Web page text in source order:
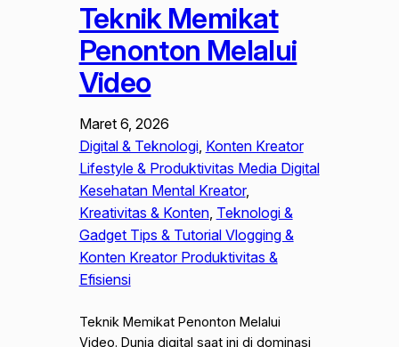
Teknik Memikat
Penonton Melalui
Video
Maret 6, 2026
Digital & Teknologi, Konten Kreator
Lifestyle & Produktivitas Media Digital
Kesehatan Mental Kreator
Kreativitas & Konten, Teknologi &
Gadget Tips & Tutorial Vlogging &
Konten Kreator Produktivitas &
Efisiensi
Teknik Memikat Penonton Melalui
Video. Dunia digital saat ini di dominasi